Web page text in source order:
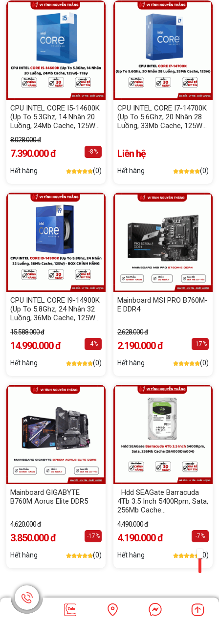
CPU INTEL CORE I5-14600K
(Up To 5.3Ghz, 14 Nhân 20
Luồng, 24Mb Cache, 125W)-
8.028.000 đ
7.390.000 đ -8%
Hết hàng (0)
CPU INTEL CORE I7-14700K
(Up To 5.6Ghz, 20 Nhân 28
Luồng, 33Mb Cache, 125W)
Liên hệ
Hết hàng (0)
CPU INTEL CORE I9-14900K
(Up To 5.8Ghz, 24 Nhân 32
Luồng, 36Mb Cache, 125W)
15.588.000 đ
14.990.000 đ -4%
Hết hàng (0)
Mainboard MSI PRO B760M-
E DDR4
2.628.000 đ
2.190.000 đ -17%
Hết hàng (0)
Mainboard GIGABYTE
B760M Aorus Elite DDR5
4.620.000 đ
3.850.000 đ -17%
Hết hàng (0)
Hdd SEAGate Barracuda
4Tb 3.5 Inch 5400Rpm, Sata,
256Mb Cache
4.490.000 đ
4.190.000 đ -7%
Hết hàng (0)